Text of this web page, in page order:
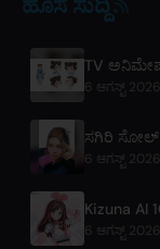
ಹೊಸ ಸುದ್ದಿ
6 ಆಗಸ್ಟ್ 2026
6 ಆಗಸ್ಟ್ 2026
6 ಆಗಸ್ಟ್ 2026